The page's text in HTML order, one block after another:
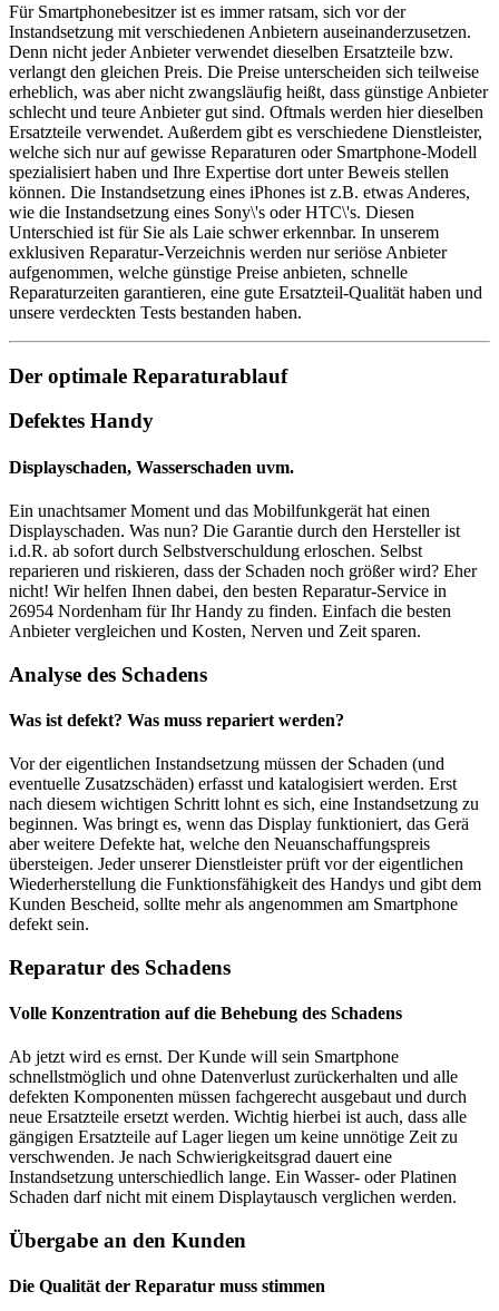
Für Smartphonebesitzer ist es immer ratsam, sich vor der
Instandsetzung mit verschiedenen Anbietern auseinanderzusetzen.
Denn nicht jeder Anbieter verwendet dieselben Ersatzteile bzw.
verlangt den gleichen Preis. Die Preise unterscheiden sich teilweise
erheblich, was aber nicht zwangsläufig heißt, dass günstige Anbieter
schlecht und teure Anbieter gut sind. Oftmals werden hier dieselben
Ersatzteile verwendet. Außerdem gibt es verschiedene Dienstleister,
welche sich nur auf gewisse Reparaturen oder Smartphone-Modell
spezialisiert haben und Ihre Expertise dort unter Beweis stellen
können. Die Instandsetzung eines iPhones ist z.B. etwas Anderes,
wie die Instandsetzung eines Sony\'s oder HTC\'s. Diesen
Unterschied ist für Sie als Laie schwer erkennbar. In unserem
exklusiven Reparatur-Verzeichnis werden nur seriöse Anbieter
aufgenommen, welche günstige Preise anbieten, schnelle
Reparaturzeiten garantieren, eine gute Ersatzteil-Qualität haben und
unsere verdeckten Tests bestanden haben.
Der optimale Reparaturablauf
Defektes Handy
Displayschaden, Wasserschaden uvm.
Ein unachtsamer Moment und das Mobilfunkgerät hat einen
Displayschaden. Was nun? Die Garantie durch den Hersteller ist
i.d.R. ab sofort durch Selbstverschuldung erloschen. Selbst
reparieren und riskieren, dass der Schaden noch größer wird? Eher
nicht! Wir helfen Ihnen dabei, den besten Reparatur-Service in
26954 Nordenham für Ihr Handy zu finden. Einfach die besten
Anbieter vergleichen und Kosten, Nerven und Zeit sparen.
Analyse des Schadens
Was ist defekt? Was muss repariert werden?
Vor der eigentlichen Instandsetzung müssen der Schaden (und
eventuelle Zusatzschäden) erfasst und katalogisiert werden. Erst
nach diesem wichtigen Schritt lohnt es sich, eine Instandsetzung zu
beginnen. Was bringt es, wenn das Display funktioniert, das Gerä
aber weitere Defekte hat, welche den Neuanschaffungspreis
übersteigen. Jeder unserer Dienstleister prüft vor der eigentlichen
Wiederherstellung die Funktionsfähigkeit des Handys und gibt dem
Kunden Bescheid, sollte mehr als angenommen am Smartphone
defekt sein.
Reparatur des Schadens
Volle Konzentration auf die Behebung des Schadens
Ab jetzt wird es ernst. Der Kunde will sein Smartphone
schnellstmöglich und ohne Datenverlust zurückerhalten und alle
defekten Komponenten müssen fachgerecht ausgebaut und durch
neue Ersatzteile ersetzt werden. Wichtig hierbei ist auch, dass alle
gängigen Ersatzteile auf Lager liegen um keine unnötige Zeit zu
verschwenden. Je nach Schwierigkeitsgrad dauert eine
Instandsetzung unterschiedlich lange. Ein Wasser- oder Platinen
Schaden darf nicht mit einem Displaytausch verglichen werden.
Übergabe an den Kunden
Die Qualität der Reparatur muss stimmen